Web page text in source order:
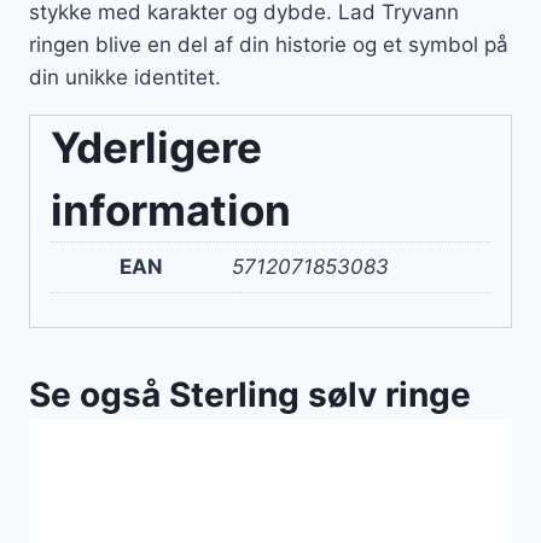
stykke med karakter og dybde. Lad Tryvann
ringen blive en del af din historie og et symbol på
din unikke identitet.
Yderligere
information
EAN 5712071853083
Se også Sterling sølv ringe